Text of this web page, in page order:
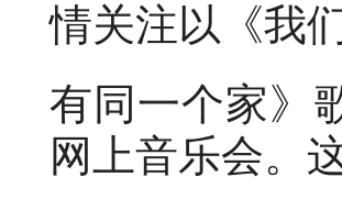
情关注以《我
有同一个家》
网上音乐会。